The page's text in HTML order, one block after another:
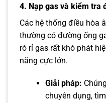
4. Nạp gas và kiểm tra
Các hệ thống điều hòa
thường có đường ống
rò rỉ gas rất khó phát
năng cực lớn.
Giải pháp:
chuyên dụng,